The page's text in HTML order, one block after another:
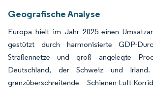
Geografische Analyse
Europa hielt im Jahr 2025 einen
gestützt durch harmonisierte GDP-
Straßennetze und groß angelegte
Deutschland, der Schweiz und
grenzüberschreitende Schienen-Luft-